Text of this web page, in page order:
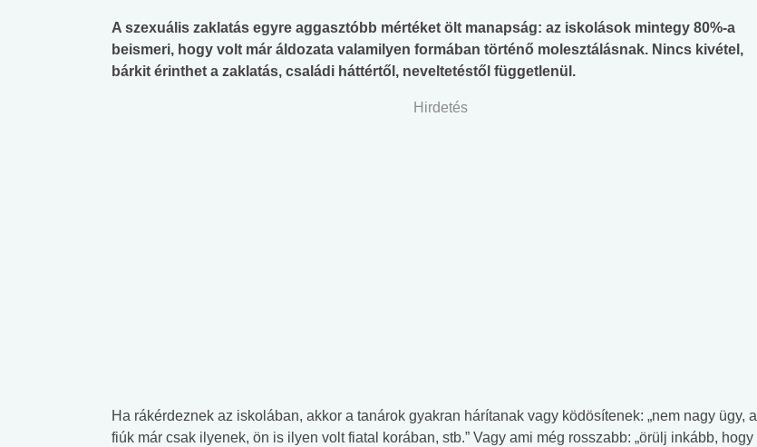
A szexuális zaklatás egyre aggasztóbb mértéket ölt manapság: az iskolások mintegy 80%-a
beismeri, hogy volt már áldozata valamilyen formában történő molesztálásnak. Nincs kivétel,
bárkit érinthet a zaklatás, családi háttértől, neveltetéstől függetlenül.
Hirdetés
Ha rákérdeznek az iskolában, akkor a tanárok gyakran hárítanak vagy ködösítenek: „nem nagy ügy, a
fiúk már csak ilyenek, ön is ilyen volt fiatal korában, stb.” Vagy ami még rosszabb: „örülj inkább, hogy